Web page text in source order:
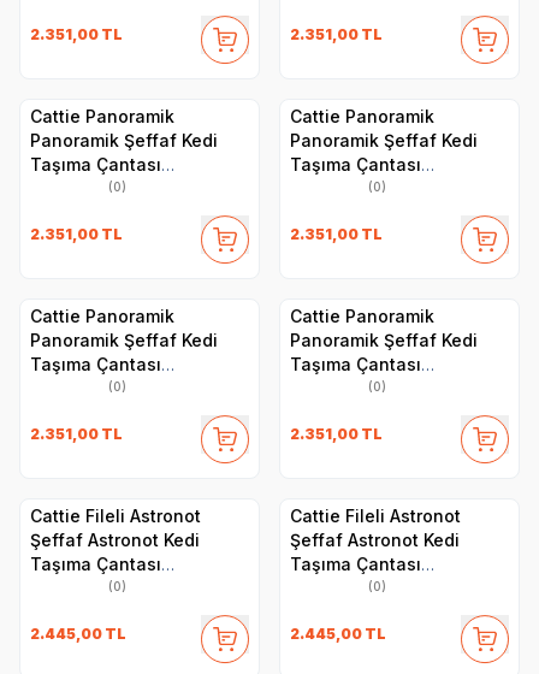
2.351,00 TL 2.351,00 TL
Cattie Panoramik
Panoramik Şeffaf Kedi
Taşıma Çantası
30x40x35cm - Pembe
(0)
2.351,00 TL
Cattie Panoramik
Panoramik Şeffaf Kedi
Taşıma Çantası
30x40x35cm - Mavi
(0)
2.351,00 TL
Cattie Panoramik
Panoramik Şeffaf Kedi
Taşıma Çantası
30x40x35cm - Mavi
(0)
2.351,00 TL
Cattie Panoramik
Panoramik Şeffaf Kedi
Taşıma Çantası
30x40x35cm - Kırmızı
(0)
2.351,00 TL
Cattie Fileli Astronot
Şeffaf Astronot Kedi
Taşıma Çantası
25x60x40cm - Yeşil
(0)
2.445,00 TL
Cattie Fileli Astronot
Şeffaf Astronot Kedi
Taşıma Çantası
25x60x40cm - Mavi
(0)
2.445,00 TL